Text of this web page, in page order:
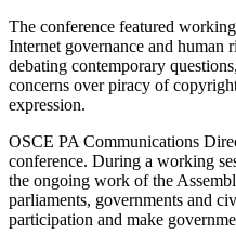
The conference featured
Internet governance and human
debating contemporary
concerns over piracy of
expression.
OSCE PA Communications
conference. During a working
the ongoing work of the
parliaments, governments and
participation and make